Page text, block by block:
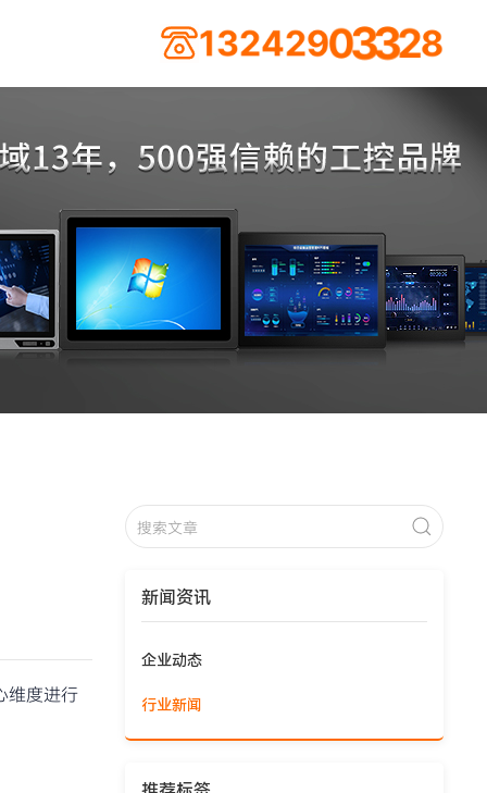
13242903328
维度进行
新闻资讯
企业动态
行业新闻